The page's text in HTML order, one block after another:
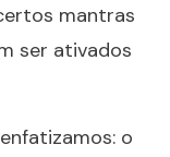
mantras
ser ativados
o